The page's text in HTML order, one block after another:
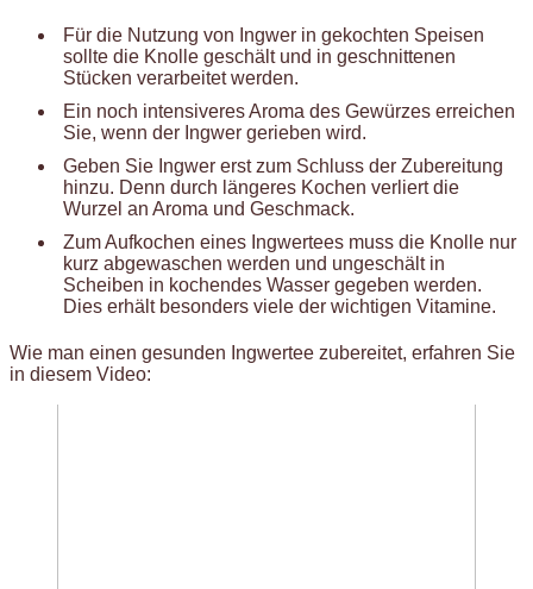
Für die Nutzung von Ingwer in gekochten Speisen
sollte die Knolle geschält und in geschnittenen
Stücken verarbeitet werden.
Ein noch intensiveres Aroma des Gewürzes erreichen
Sie, wenn der Ingwer gerieben wird.
Geben Sie Ingwer erst zum Schluss der Zubereitung
hinzu. Denn durch längeres Kochen verliert die
Wurzel an Aroma und Geschmack.
Zum Aufkochen eines Ingwertees muss die Knolle nur
kurz abgewaschen werden und ungeschält in
Scheiben in kochendes Wasser gegeben werden.
Dies erhält besonders viele der wichtigen Vitamine.
Wie man einen gesunden Ingwertee zubereitet, erfahren Sie
in diesem Video: